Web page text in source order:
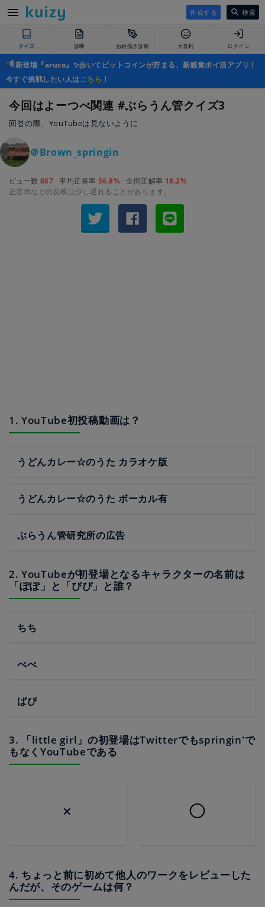
作成する 検索
クイズ 診断 お絵描き診断 大喜利 ログイン
新登場『aruco』✨歩いてビットコインが貯まる、新感覚ポイ活アプリ！
今すぐ挑戦したい人はこちら ！
今回はよーつべ関連 #ぶらうん管クイズ3
回答の際、YouTubeは見ないように
＠Brown_springin
ビュー数 867 平均正答率 56.8% 全問正解率 18.2%
正答率などの反映は少し遅れることがあります。
1. YouTube初投稿動画は？
うどんカレー☆のうた カラオケ版
うどんカレー☆のうた ボーカル有
ぶらうん管研究所の広告
2. YouTubeが初登場となるキャラクターの名前は
「ぽぽ」と「ぴぴ」と誰？
ちち
ぺぺ
ぱぴ
3. 「little girl」の初登場はTwitterでもspringin'で
もなくYouTubeである
× ◯
4. ちょっと前に初めて他人のワークをレビューした
んだが、そのゲームは何？